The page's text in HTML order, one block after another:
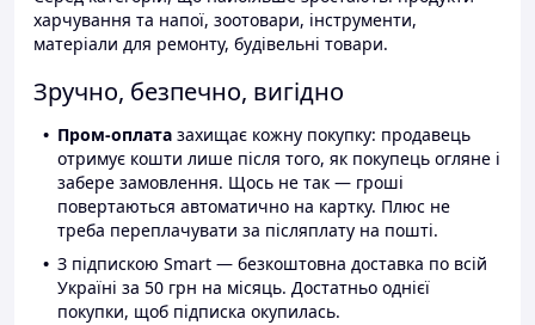
харчування та напої, зоотовари, інструменти,
матеріали для ремонту, будівельні товари.
Зручно, безпечно, вигідно
Пром-оплата захищає кожну покупку: продавець
отримує кошти лише після того, як покупець огляне і
забере замовлення. Щось не так — гроші
повертаються автоматично на картку. Плюс не
треба переплачувати за післяплату на пошті.
З підпискою Smart — безкоштовна доставка по всій
Україні за 50 грн на місяць. Достатньо однієї
покупки, щоб підписка окупилась.